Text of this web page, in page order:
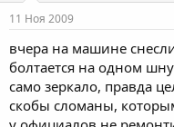
ы
11 Ноя 2009
вчера на машине
болтается на одном
само зеркало, правда
скобы сломаны,